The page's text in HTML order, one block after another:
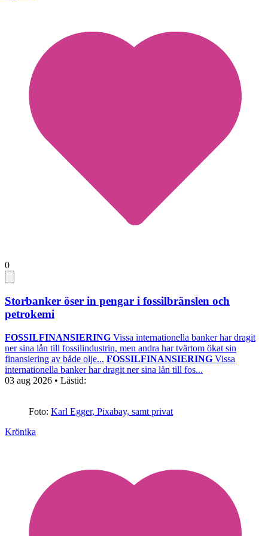
0
Storbanker öser in pengar i fossilbränslen och
petrokemi
FOSSILFINANSIERING Vissa internationella banker har dragit
ner sina lån till fossilindustrin, men andra har tvärtom ökat sin
finansiering av både olje... FOSSILFINANSIERING Vissa
internationella banker har dragit ner sina lån till fos...
03 aug 2026 • Lästid:
Foto: Karl Egger, Pixabay, samt privat
Krönika